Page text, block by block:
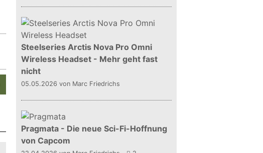
Steelseries Arctis Nova Pro Omni
Wireless Headset - Mehr geht fast
nicht
05.05.2026 von Marc Friedrichs
Pragmata - Die neue Sci-Fi-Hoffnung
von Capcom